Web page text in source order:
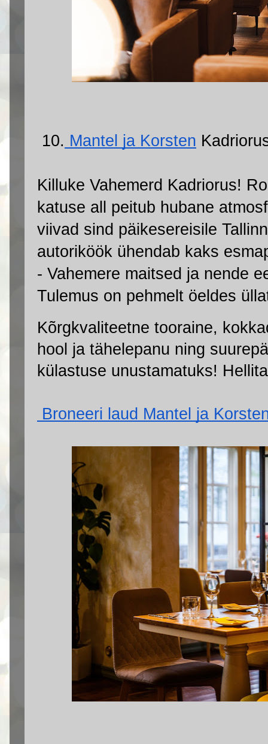
10. Mantel ja Korsten
Killuke Vahemerd Kadriorus!
katuse all peitub hubane
viivad sind päikesereisile
autoriköök ühendab kaks
- Vahemere maitsed ja nende
Tulemus on pehmelt öeldes
Kõrgkvaliteetne tooraine,
hool ja tähelepanu ning
külastuse unustamatuks!
Broneeri laud Mantel ja